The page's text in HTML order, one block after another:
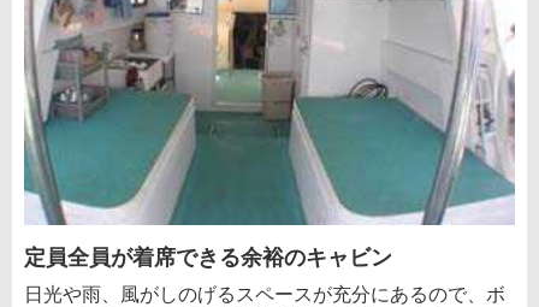
定員全員が着席できる余裕のキャビン
日光や雨、風がしのげるスペースが充分にあるので、ボ